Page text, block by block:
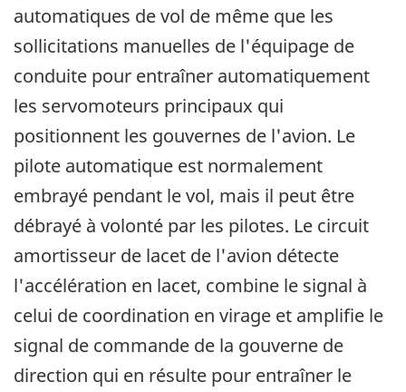
automatiques de vol de même que les
sollicitations manuelles de l'équipage de
conduite pour entraîner automatiquement
les servomoteurs principaux qui
positionnent les gouvernes de l'avion. Le
pilote automatique est normalement
embrayé pendant le vol, mais il peut être
débrayé à volonté par les pilotes. Le circuit
amortisseur de lacet de l'avion détecte
l'accélération en lacet, combine le signal à
celui de coordination en virage et amplifie le
signal de commande de la gouverne de
direction qui en résulte pour entraîner le